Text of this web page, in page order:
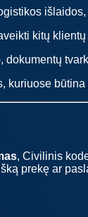
kitų
kuriuose
, Civilinis
prekę ar